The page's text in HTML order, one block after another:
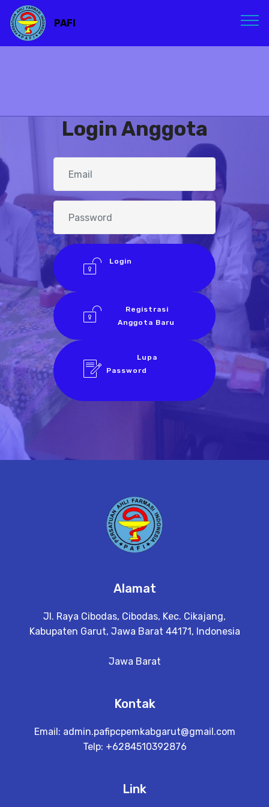
PAFI
Login Anggota
Login
Registrasi
Anggota Baru
Lupa
Password
Alamat
Jl. Raya Cibodas, Cibodas, Kec. Cikajang,
Kabupaten Garut, Jawa Barat 44171, Indonesia
Jawa Barat
Kontak
Email: admin.pafipcpemkabgarut@gmail.com
Telp: +6284510392876
Link